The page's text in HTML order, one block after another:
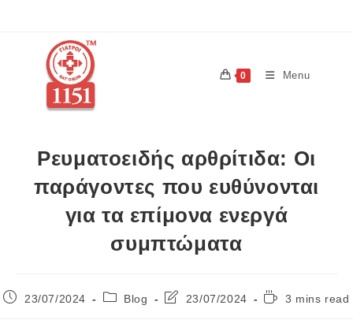
0 Menu
Ρευματοειδής αρθρίτιδα: Οι
παράγοντες που ευθύνονται
για τα επίμονα ενεργά
συμπτώματα
23/07/2024 Blog 23/07/2024 3 mins read